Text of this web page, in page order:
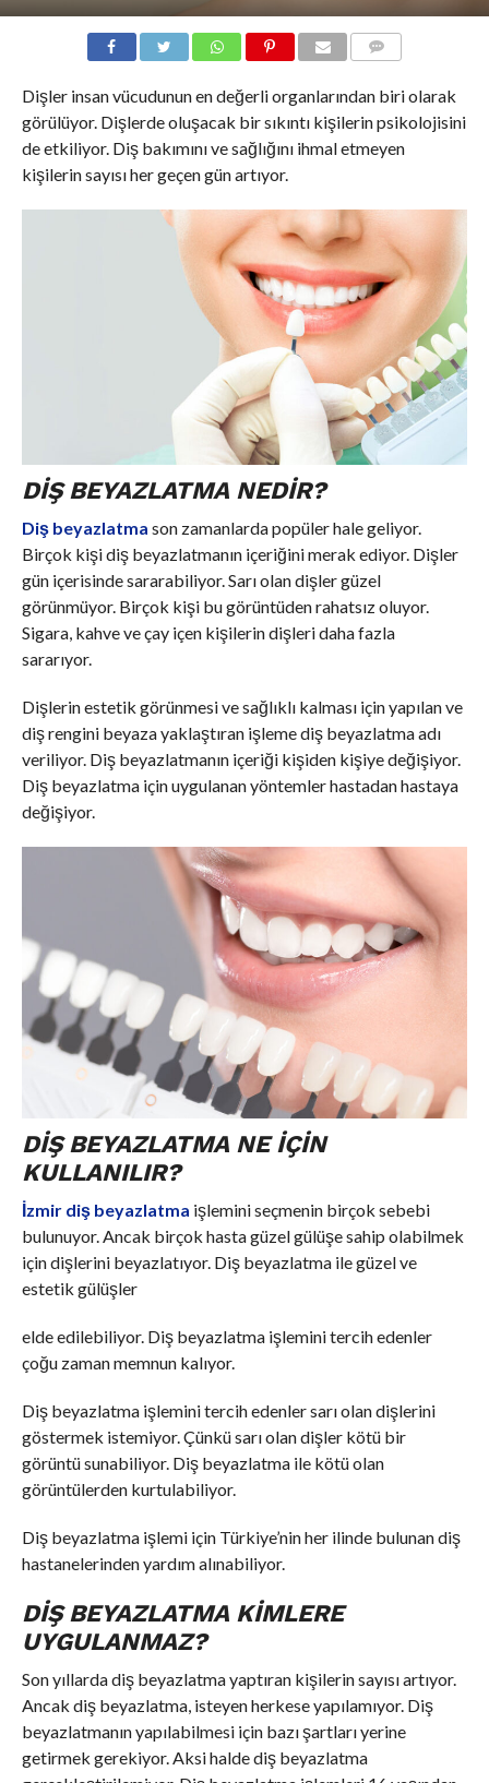
Dişler insan vücudunun en değerli organlarından biri olarak
görülüyor. Dişlerde oluşacak bir sıkıntı kişilerin psikolojisini
de etkiliyor. Diş bakımını ve sağlığını ihmal etmeyen
kişilerin sayısı her geçen gün artıyor.
DIŞ BEYAZLATMA NEDIR?
Diş beyazlatma son zamanlarda popüler hale geliyor.
Birçok kişi diş beyazlatmanın içeriğini merak ediyor. Dişler
gün içerisinde sararabiliyor. Sarı olan dişler güzel
görünmüyor. Birçok kişi bu görüntüden rahatsız oluyor.
Sigara, kahve ve çay içen kişilerin dişleri daha fazla
sararıyor.
Dişlerin estetik görünmesi ve sağlıklı kalması için yapılan ve
diş rengini beyaza yaklaştıran işleme diş beyazlatma adı
veriliyor. Diş beyazlatmanın içeriği kişiden kişiye değişiyor.
Diş beyazlatma için uygulanan yöntemler hastadan hastaya
değişiyor.
DIŞ BEYAZLATMA NE İÇIN
KULLANILIR?
İzmir diş beyazlatma işlemini seçmenin birçok sebebi
bulunuyor. Ancak birçok hasta güzel gülüşe sahip olabilmek
için dişlerini beyazlatıyor. Diş beyazlatma ile güzel ve
estetik gülüşler
elde edilebiliyor. Diş beyazlatma işlemini tercih edenler
çoğu zaman memnun kalıyor.
Diş beyazlatma işlemini tercih edenler sarı olan dişlerini
göstermek istemiyor. Çünkü sarı olan dişler kötü bir
görüntü sunabiliyor. Diş beyazlatma ile kötü olan
görüntülerden kurtulabiliyor.
Diş beyazlatma işlemi için Türkiye’nin her ilinde bulunan diş
hastanelerinden yardım alınabiliyor.
DIŞ BEYAZLATMA KIMLERE
UYGULANMAZ?
Son yıllarda diş beyazlatma yaptıran kişilerin sayısı artıyor.
Ancak diş beyazlatma, isteyen herkese yapılamıyor. Diş
beyazlatmanın yapılabilmesi için bazı şartları yerine
getirmek gerekiyor. Aksi halde diş beyazlatma